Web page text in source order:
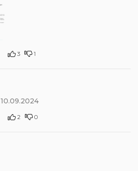
3 1
10.09.2024
2 0